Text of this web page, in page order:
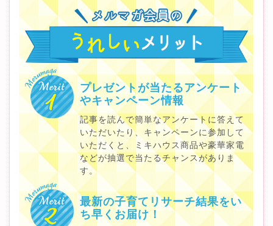
プレゼントが当たるアンケート
やキャンペーン情報
記事を読んで簡単なアンケートに答えて
いただいたり、キャンペーンに参加して
いただくと、ミキハウス商品や豪華家電
などが抽選で当たるチャンスがありま
す。
最新の子育てリサーチ結果をい
ち早くお届け！